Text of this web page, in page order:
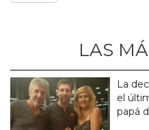
LAS
La
el
papá